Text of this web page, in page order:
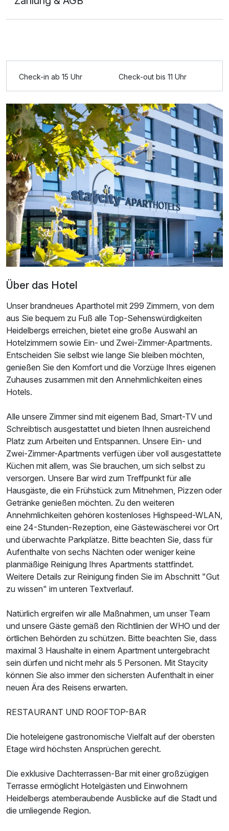
Ausstattung
Check-in ab 15 Uhr Check-out bis 11 Uhr
Über das Hotel
Unser brandneues Aparthotel mit 299 Zimmern, von dem
aus Sie bequem zu Fuß alle Top-Sehenswürdigkeiten
Heidelbergs erreichen, bietet eine große Auswahl an
Hotelzimmern sowie Ein- und Zwei-Zimmer-Apartments.
Entscheiden Sie selbst wie lange Sie bleiben möchten,
genießen Sie den Komfort und die Vorzüge Ihres eigenen
Zuhauses zusammen mit den Annehmlichkeiten eines
Hotels.
Alle unsere Zimmer sind mit eigenem Bad, Smart-TV und
Schreibtisch ausgestattet und bieten Ihnen ausreichend
Platz zum Arbeiten und Entspannen. Unsere Ein- und
Zwei-Zimmer-Apartments verfügen über voll ausgestattete
Küchen mit allem, was Sie brauchen, um sich selbst zu
versorgen. Unsere Bar wird zum Treffpunkt für alle
Hausgäste, die ein Frühstück zum Mitnehmen, Pizzen oder
Getränke genießen möchten. Zu den weiteren
Annehmlichkeiten gehören kostenloses Highspeed-WLAN,
eine 24-Stunden-Rezeption, eine Gästewäscherei vor Ort
und überwachte Parkplätze. Bitte beachten Sie, dass für
Aufenthalte von sechs Nächten oder weniger keine
planmäßige Reinigung Ihres Apartments stattfindet.
Weitere Details zur Reinigung finden Sie im Abschnitt "Gut
zu wissen" im unteren Textverlauf.
Natürlich ergreifen wir alle Maßnahmen, um unser Team
und unsere Gäste gemäß den Richtlinien der WHO und der
örtlichen Behörden zu schützen. Bitte beachten Sie, dass
maximal 3 Haushalte in einem Apartment untergebracht
sein dürfen und nicht mehr als 5 Personen. Mit Staycity
können Sie also immer den sichersten Aufenthalt in einer
neuen Ära des Reisens erwarten.
RESTAURANT UND ROOFTOP-BAR
Die hoteleigene gastronomische Vielfalt auf der obersten
Etage wird höchsten Ansprüchen gerecht.
Die exklusive Dachterrassen-Bar mit einer großzügigen
Terrasse ermöglicht Hotelgästen und Einwohnern
Heidelbergs atemberaubende Ausblicke auf die Stadt und
die umliegende Region.